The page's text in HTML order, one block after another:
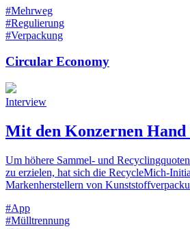
#Mehrweg
#Regulierung
#Verpackung
Circular Economy
Interview
Mit den Konzernen Hand
Um höhere Sammel- und
zu erzielen, hat sich die RecycleMich-
Markenherstellern von
#App
#Mülltrennung